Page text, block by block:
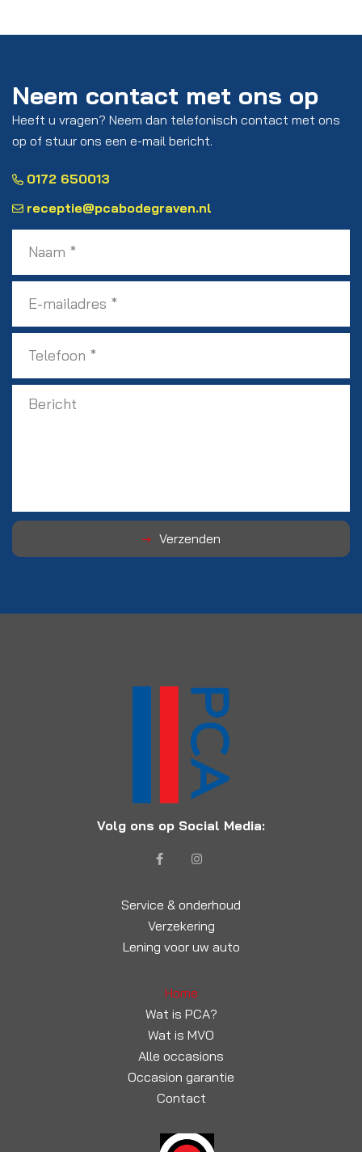
Neem contact met ons op
Heeft u vragen? Neem dan telefonisch contact met ons
op of stuur ons een e-mail bericht.
0172 650013
receptie@pcabodegraven.nl
Verzenden
Volg ons op Social Media:
Service & onderhoud
Verzekering
Lening voor uw auto
Home
Wat is PCA?
Wat is MVO
Alle occasions
Occasion garantie
Contact